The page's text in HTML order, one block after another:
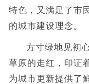
特色，又满足了市
的城市建设理念。
方寸绿地见初
草原的走红，印证
为城市更新提供了